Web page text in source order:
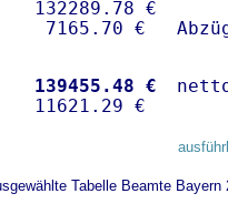
€
139455.48 €
Tabelle Beamte Bayern